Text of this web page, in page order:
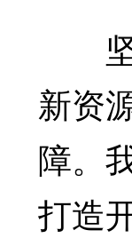
坚
新资
障。
打造